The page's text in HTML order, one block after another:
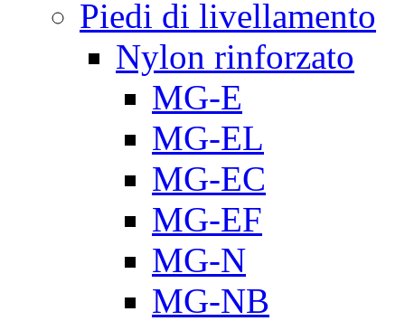
Piedi di livellamento
Nylon rinforzato
MG-E
MG-EL
MG-EC
MG-EF
MG-N
MG-NB